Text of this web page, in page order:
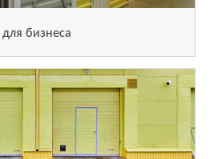
бизнеса